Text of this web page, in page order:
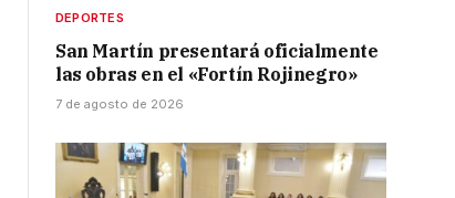
DEPORTES
San Martín presentará oficialmente
las obras en el «Fortín Rojinegro»
7 de agosto de 2026